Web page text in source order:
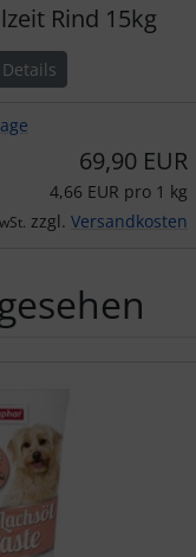
Rind 15kg
Details
69,90 EUR
4,66 EUR pro 1 kg
zzgl. Versandkosten